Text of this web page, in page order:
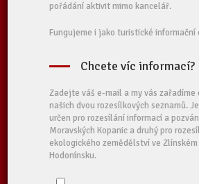
pořádání aktivit mimo kancelář.
Fungujeme i jako turistické informační
Chcete víc informací?
Zadejte váš e-mail a my vás zařadíme
našich dvou rozesílkových seznamů.
určen pro rozesílání informací a
Moravských Kopanic a druhý pro
ekologického zemědělství ve
Hodonínsku.